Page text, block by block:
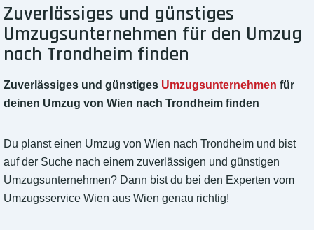
Zuverlässiges und günstiges
Umzugsunternehmen für den Umzug
nach Trondheim finden
Zuverlässiges und günstiges Umzugsunternehmen für
deinen Umzug von Wien nach Trondheim finden
Du planst einen Umzug von Wien nach Trondheim und bist
auf der Suche nach einem zuverlässigen und günstigen
Umzugsunternehmen? Dann bist du bei den Experten vom
Umzugsservice Wien aus Wien genau richtig!